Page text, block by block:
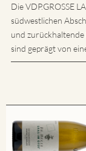
Die VDP.GROSSE
südwestlichen
und
sind geprägt von